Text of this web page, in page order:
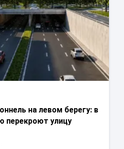
на левом берегу: в
перекроют улицу